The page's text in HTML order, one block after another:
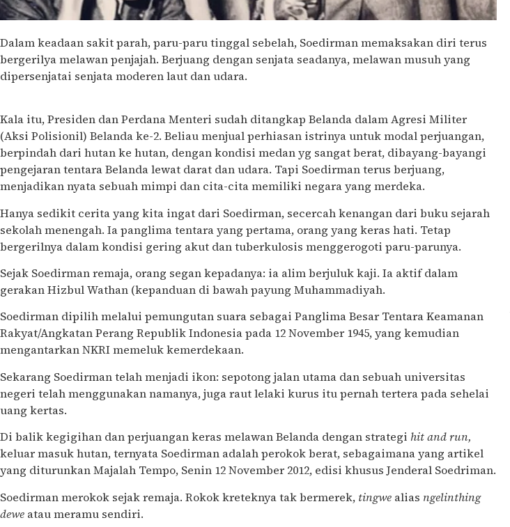
Dalam keadaan sakit parah, paru-paru tinggal sebelah, Soedirman memaksakan diri terus
bergerilya melawan penjajah. Berjuang dengan senjata seadanya, melawan musuh yang
dipersenjatai senjata moderen laut dan udara.
Kala itu, Presiden dan Perdana Menteri sudah ditangkap Belanda dalam Agresi Militer
(Aksi Polisionil) Belanda ke-2. Beliau menjual perhiasan istrinya untuk modal perjuangan,
berpindah dari hutan ke hutan, dengan kondisi medan yg sangat berat, dibayang-bayangi
pengejaran tentara Belanda lewat darat dan udara. Tapi Soedirman terus berjuang,
menjadikan nyata sebuah mimpi dan cita-cita memiliki negara yang merdeka.
Hanya sedikit cerita yang kita ingat dari Soedirman, secercah kenangan dari buku sejarah
sekolah menengah. Ia panglima tentara yang pertama, orang yang keras hati. Tetap
bergerilnya dalam kondisi gering akut dan tuberkulosis menggerogoti paru-parunya.
Sejak Soedirman remaja, orang segan kepadanya: ia alim berjuluk kaji. Ia aktif dalam
gerakan Hizbul Wathan (kepanduan di bawah payung Muhammadiyah.
Soedirman dipilih melalui pemungutan suara sebagai Panglima Besar Tentara Keamanan
Rakyat/Angkatan Perang Republik Indonesia pada 12 November 1945, yang kemudian
mengantarkan NKRI memeluk kemerdekaan.
Sekarang Soedirman telah menjadi ikon: sepotong jalan utama dan sebuah universitas
negeri telah menggunakan namanya, juga raut lelaki kurus itu pernah tertera pada sehelai
uang kertas.
Di balik kegigihan dan perjuangan keras melawan Belanda dengan strategi hit and run,
keluar masuk hutan, ternyata Soedirman adalah perokok berat, sebagaimana yang artikel
yang diturunkan Majalah Tempo, Senin 12 November 2012, edisi khusus Jenderal Soedriman.
Soedirman merokok sejak remaja. Rokok kreteknya tak bermerek, tingwe alias ngelinthing
dewe atau meramu sendiri.